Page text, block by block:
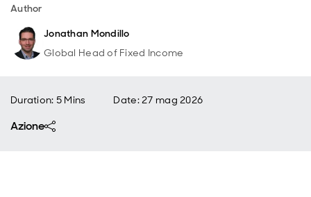
Author
Jonathan Mondillo
Global Head of Fixed Income
Duration: 5 Mins Date:27 mag 2026
Azione